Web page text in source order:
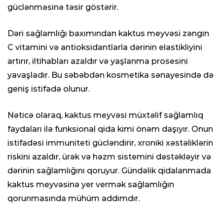
güclənməsinə təsir göstərir.
Dəri sağlamlığı baxımından kaktus meyvəsi zəngin
C vitamini və antioksidantlarla dərinin elastikliyini
artırır, iltihabları azaldır və yaşlanma prosesini
yavaşladır. Bu səbəbdən kosmetika sənayesində də
geniş istifadə olunur.
Nəticə olaraq, kaktus meyvəsi müxtəlif sağlamlıq
faydaları ilə funksional qida kimi önəm daşıyır. Onun
istifadəsi immuniteti gücləndirir, xroniki xəstəliklərin
riskini azaldır, ürək və həzm sistemini dəstəkləyir və
dərinin sağlamlığını qoruyur. Gündəlik qidalanmada
kaktus meyvəsinə yer vermək sağlamlığın
qorunmasında mühüm addımdır.